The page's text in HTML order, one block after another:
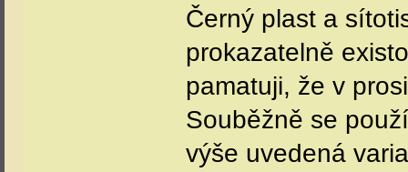
Černý plast a
prokazatelně
pamatuji, že v
Souběžně se
výše uvedená